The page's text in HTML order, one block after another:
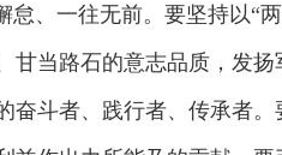
、一往无前。要坚持以“
当路石的意志品质，发
奋斗者、践行者、传承者